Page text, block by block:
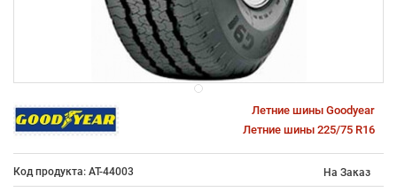
Летние шины Goodyear
Летние шины 225/75 R16
Код продукта: AT-44003 На Заказ